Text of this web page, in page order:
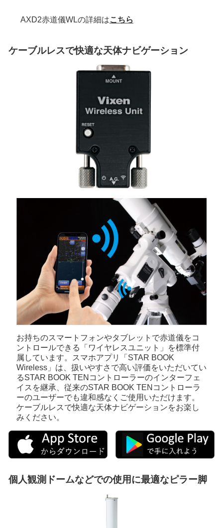
AXD2赤道儀WLの詳細はこちら
ケーブルレスで快適な天体ナビゲーション
お持ちのスマートフォンやタブレットで赤道儀をコ
ントロールできる「ワイヤレスユニット」を標準付
属しています。スマホアプリ「STAR BOOK
Wireless」は、扱いやすさで高い評価をいただいてい
るSTAR BOOK TENコントローラーのインターフェ
イスを継承、従来のSTAR BOOK TENコントローラ
ーのユーザーでも違和感なくご使用いただけます。
ケーブルレスで快適な天体ナビゲーションをお楽し
みください。
個人観測ドームなどでの使用に最適なピラー脚